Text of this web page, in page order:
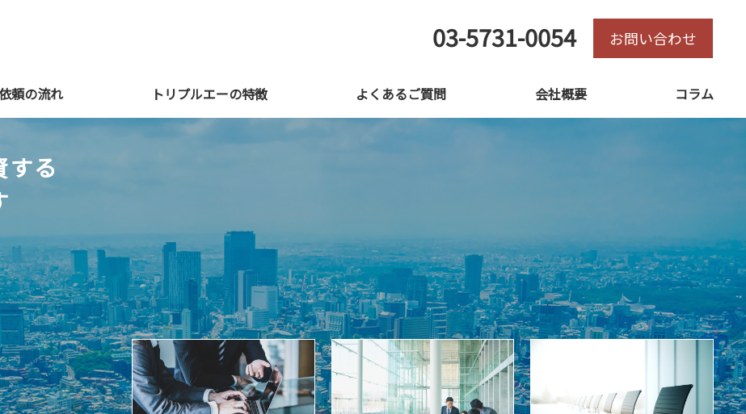
03-5731-0054 お問い合わせ
頼の流れ トリプルエーの特徴 よくあるご質問 会社概要 コラム
する